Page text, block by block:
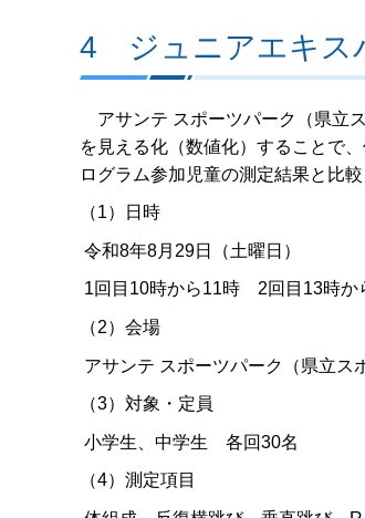
4 ジュニアエキス
アサンテ スポーツパーク（県立
を見える化（数値化）することで
ログラム参加児童の測定結果と比
（1）日時
令和8年8月29日（土曜日）
1回目10時から11時 2回目13時
（2）会場
アサンテ スポーツパーク（県立ス
（3）対象・定員
小学生、中学生 各回30名
（4）測定項目